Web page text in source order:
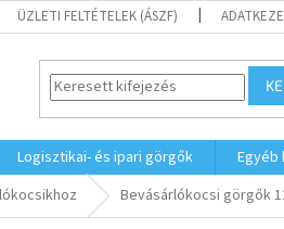
ÜZLETI FELTÉTELEK (ÁSZF)
Logisztikai- és ipari görgők Egyéb
Bevásárlókocsi görgők